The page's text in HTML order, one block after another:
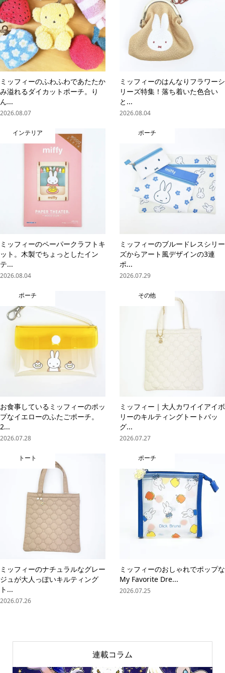
ミッフィーのふわふわであたたか
み溢れるダイカットポーチ。り
ん...
2026.08.07
ミッフィーのはんなりフラワーシ
リーズ特集！落ち着いた色合い
と...
2026.08.04
インテリア
ミッフィーのペーパークラフトキ
ット。木製でちょっとしたイン
テ...
2026.08.04
ポーチ
ミッフィーのブルードレスシリー
ズからアート風デザインの3連
ポ...
2026.07.29
ポーチ
お食事しているミッフィーのポッ
プなイエローのふたごポーチ。
2...
2026.07.28
その他
ミッフィー｜大人カワイイアイボ
リーのキルティングトートバッ
グ...
2026.07.27
トート
ミッフィーのナチュラルなグレー
ジュが大人っぽいキルティング
ト...
2026.07.26
ポーチ
ミッフィーのおしゃれでポップな
My Favorite Dre...
2026.07.25
連載コラム